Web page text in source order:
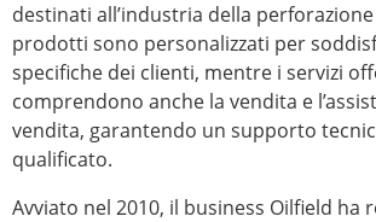
destinati all’industria della
prodotti sono personalizzati per
specifiche dei clienti, mentre i servizi
comprendono anche la vendita e
vendita, garantendo un supporto
qualificato.
Avviato nel 2010, il business Oilfield ha